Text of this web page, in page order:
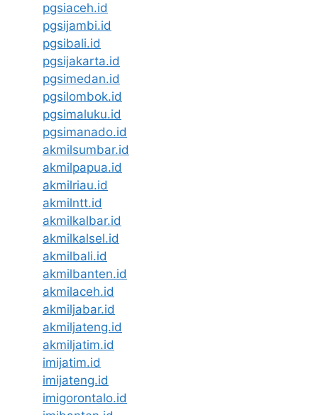
pgsiaceh.id
pgsijambi.id
pgsibali.id
pgsijakarta.id
pgsimedan.id
pgsilombok.id
pgsimaluku.id
pgsimanado.id
akmilsumbar.id
akmilpapua.id
akmilriau.id
akmilntt.id
akmilkalbar.id
akmilkalsel.id
akmilbali.id
akmilbanten.id
akmilaceh.id
akmiljabar.id
akmiljateng.id
akmiljatim.id
imijatim.id
imijateng.id
imigorontalo.id